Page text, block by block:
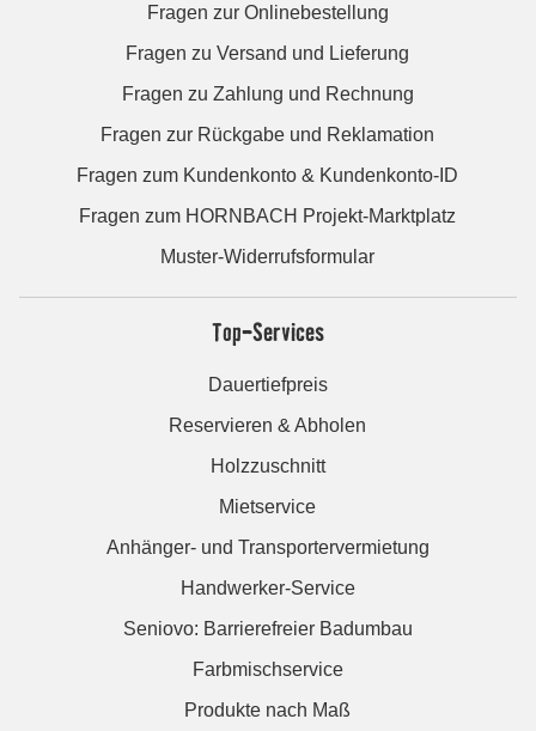
Fragen zur Onlinebestellung
Fragen zu Versand und Lieferung
Fragen zu Zahlung und Rechnung
Fragen zur Rückgabe und Reklamation
Fragen zum Kundenkonto & Kundenkonto-ID
Fragen zum HORNBACH Projekt-Marktplatz
Muster-Widerrufsformular
Top-Services
Dauertiefpreis
Reservieren & Abholen
Holzzuschnitt
Mietservice
Anhänger- und Transportervermietung
Handwerker-Service
Seniovo: Barrierefreier Badumbau
Farbmischservice
Produkte nach Maß